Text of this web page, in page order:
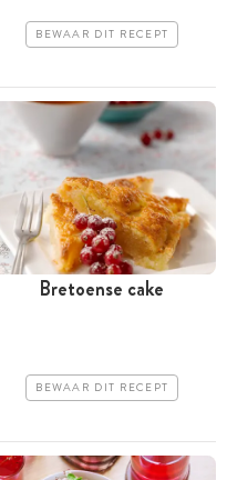
BEWAAR DIT RECEPT
Bretoense cake
BEWAAR DIT RECEPT